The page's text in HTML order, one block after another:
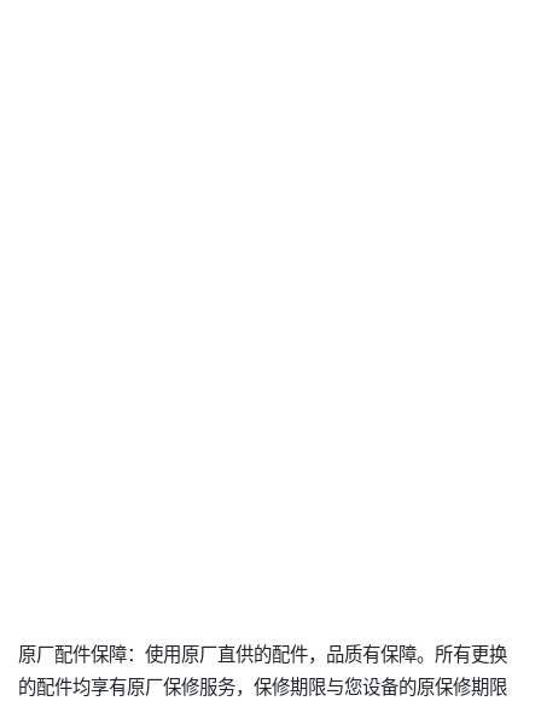
原厂配件保障：使用原厂直供的配件，品质有保障。所有更换
的配件均享有原厂保修服务，保修期限与您设备的原保修期限